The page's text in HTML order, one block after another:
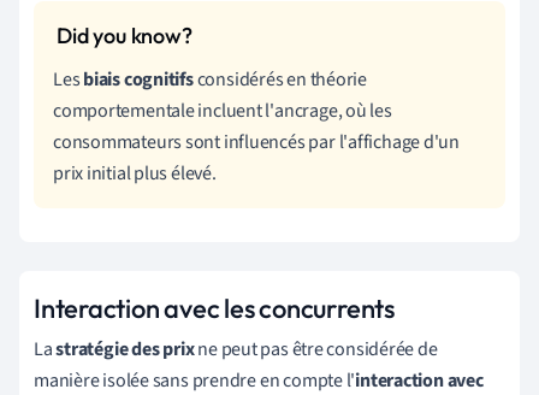
Lesbiais cognitifsconsidérés en théorie
comportementale incluent l'ancrage, où les
consommateurs sont influencés par l'affichage d'un
prix initial plus élevé.
Interaction avec les concurrents
Lastratégie des prixne peut pas être considérée de
manière isolée sans prendre en compte l'interaction avec